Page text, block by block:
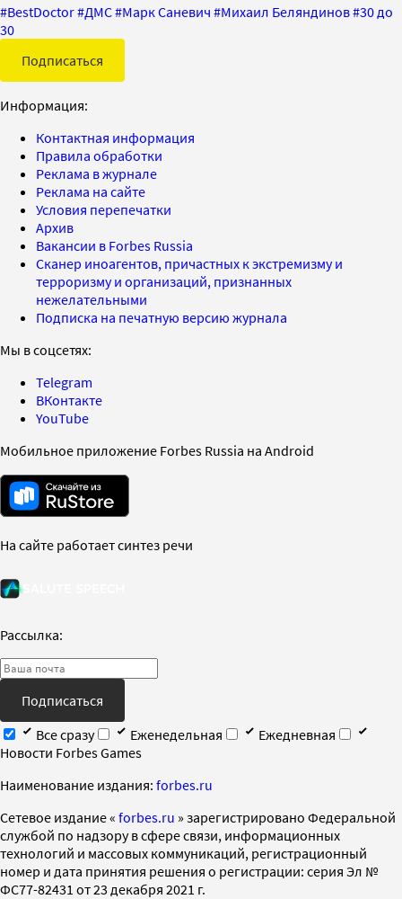
#BestDoctor#ДМС#Марк Саневич #Михаил Беляндинов#30 до
30
Подписаться
Информация:
Контактная информация
Правила обработки
Реклама в журнале
Реклама на сайте
Условия перепечатки
Архив
Вакансии в Forbes Russia
Сканер иноагентов, причастных к экстремизму и
терроризму и организаций, признанных
нежелательными
Подписка на печатную версию журнала
Мы в соцсетях:
Telegram
ВКонтакте
YouTube
Мобильное приложение Forbes Russia на Android
На сайте работает синтез речи
Рассылка:
Подписаться
Все сразу
Еженедельная
Ежедневная
Новости Forbes Games
Наименование издания: forbes.ru
Cетевое издание « forbes.ru » зарегистрировано Федеральной
службой по надзору в сфере связи, информационных
технологий и массовых коммуникаций, регистрационный
номер и дата принятия решения о регистрации: серия Эл №
ФС77-82431 от 23 декабря 2021 г.